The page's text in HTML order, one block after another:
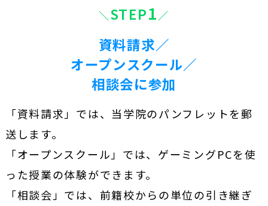
STEP1
資料請求／
オープンスクール／
相談会に参加
「資料請求」では、当学院のパンフレットを郵
送します。
「オープンスクール」では、ゲーミングPCを使
った授業の体験ができます。
「相談会」では、前籍校からの単位の引き継ぎ